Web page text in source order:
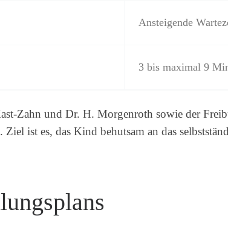
Ansteigende
3 bis maximal 9
Zahn und Dr. H. Morgenroth sowie der
ist es, das Kind behutsam an das